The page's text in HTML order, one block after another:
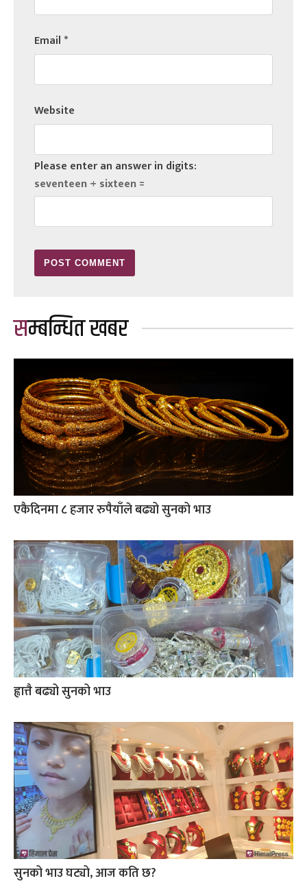
Email*
Website
Please enter an answer in digits:
seventeen + sixteen =
सम्बन्धित खबर
एकैदिनमा ८ हजार रुपैयाँले बढ्यो सुनको भाउ
ह्वात्तै बढ्यो सुनको भाउ
सुनको भाउ घट्यो, आज कति छ?